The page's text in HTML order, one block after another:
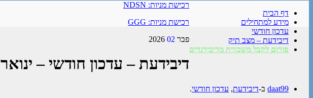
דף הבית
מידע למתחילים
עדכון חודשי
דיבידעת – מצב תיק
פורום לקבל משכורת מדיבידנדים
רכישת מניות: NDSN
רכישת מניות: GGG
פבר 02
2026
דיבידעת – עדכון חודשי – ינואר 2026
daat99 ב-דיבידעת, עדכון חודשי.